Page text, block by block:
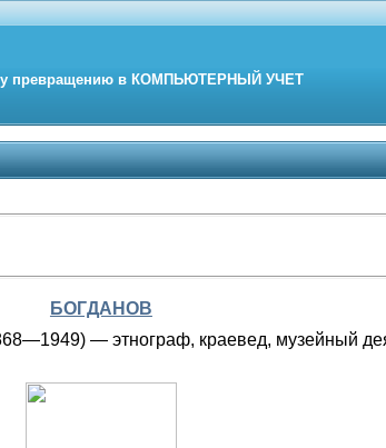
превращению в КОМПЬЮТЕРНЫЙ УЧЕТ
БОГДАНОВ
— этнограф, краевед, музейный